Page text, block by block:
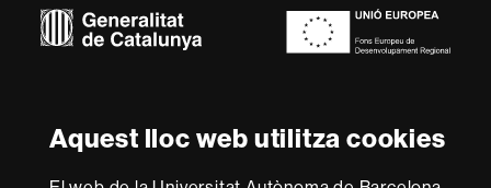
Aquest lloc web utilitza cookies
web
Avís legal Protecció de dades
Sobre el